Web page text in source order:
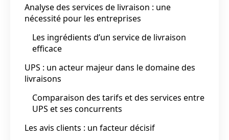
Analyse des services de livraison : une
nécessité pour les entreprises
Les ingrédients d’un service de livraison
efficace
UPS : un acteur majeur dans le domaine des
livraisons
Comparaison des tarifs et des services entre
UPS et ses concurrents
Les avis clients : un facteur décisif